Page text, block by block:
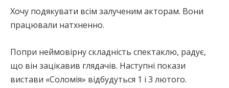
Хочу подякувати всім залученим акторам. Вони
працювали натхненно.
Попри неймовірну складність спектаклю, радує,
що він зацікавив глядачів. Наступні покази
вистави «Соломія» відбудуться 1 і 3 лютого.